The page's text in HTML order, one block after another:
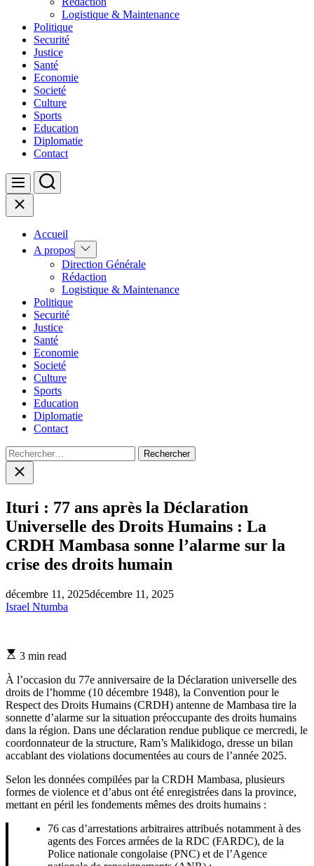
Logistique & Maintenance
Politique
Securité
Justice
Santé
Economie
Societé
Culture
Sports
Education
Diplomatie
Contact
Menu Search
Close
Accueil
A propos Show
sub
menu
Direction Générale
Rédaction
Logistique & Maintenance
Politique
Securité
Justice
Santé
Economie
Societé
Culture
Sports
Education
Diplomatie
Contact
Rechercher :
Close
search
Ituri : 77 ans après la Déclaration
Universelle des Droits Humains : La
CRDH Mambasa sonne l’alarme sur la
crise des droits humain
décembre 11, 2025décembre 11, 2025
Israel Ntumba
Estimated
time
3 min read
À l’occasion du 77e anniversaire de la Déclaration universelle des
droits de l’homme (10 décembre 1948), la Convention pour le
Respect des Droits Humains (CRDH) antenne de Mambasa tire la
sonnette d’alarme sur la situation préoccupante des droits humains
dans la région. Dans une déclaration rendue publique ce mercredi, le
coordonnateur de la structure, Ram’s Malikidogo, dresse un bilan
accablant des violations documentées au cours de l’année 2025.
Selon les données compilées par la CRDH Mambasa, plusieurs
formes de violence et d’abus ont été enregistrées dans la province,
mettant en péril les fondements mêmes des droits humains :
76 cas d’arrestations arbitraires attribués notamment à des
agents des Forces armées de la RDC (FARDC), de la
Police nationale congolaise (PNC) et de l’Agence